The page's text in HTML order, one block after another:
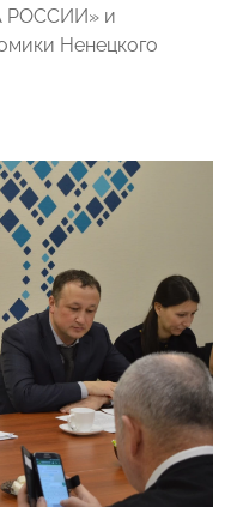
РОССИИ» и
Ненецкого